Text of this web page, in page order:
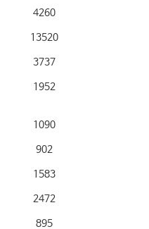
4260
13520
3737
1952
1090
902
1583
2472
895